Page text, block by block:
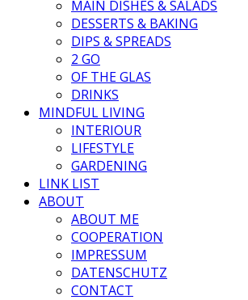
MAIN DISHES & SALADS
DESSERTS & BAKING
DIPS & SPREADS
2 GO
OF THE GLAS
DRINKS
MINDFUL LIVING
INTERIOUR
LIFESTYLE
GARDENING
LINK LIST
ABOUT
ABOUT ME
COOPERATION
IMPRESSUM
DATENSCHUTZ
CONTACT